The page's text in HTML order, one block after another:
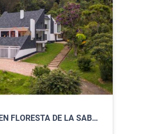
CASA EN VENTA EN FLORESTA DE LA SABANA, BOGOTÁ